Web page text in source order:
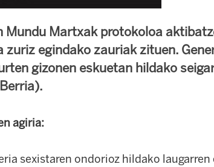
Mundu Martxak protokoloa
zuriz egindako zauriak zituen.
gizonen eskuetan hildako
agiria:
sexistaren ondorioz hildako laugarren